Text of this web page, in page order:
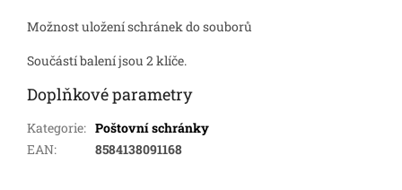
Možnost uložení schránek do souborů
Součástí balení jsou 2 klíče.
Doplňkové parametry
Kategorie: Poštovní schránky
EAN: 8584138091168